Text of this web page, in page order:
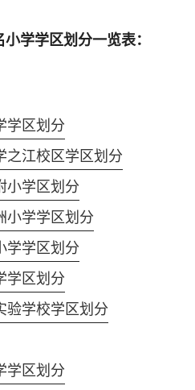
学学区划分一览表：
学区划分
之江校区学区划分
小学区划分
小学学区划分
学学区划分
学区划分
验学校学区划分
学区划分